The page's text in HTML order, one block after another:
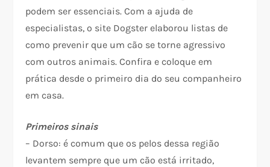
podem ser essenciais. Com a ajuda de
especialistas, o site Dogster elaborou listas de
como prevenir que um cão se torne agressivo
com outros animais. Confira e coloque em
prática desde o primeiro dia do seu companheiro
em casa.
Primeiros sinais
– Dorso: é comum que os pelos dessa região
levantem sempre que um cão está irritado,